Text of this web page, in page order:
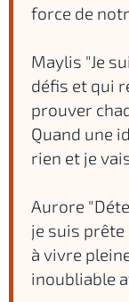
force de
Maylis "Je
défis et qui
prouver
Quand une
rien et je
Aurore
je suis prête
à vivre
inoubliable